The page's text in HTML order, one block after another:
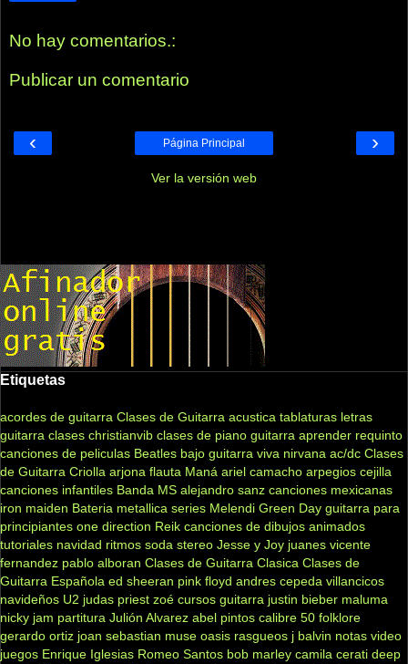
No hay comentarios.:
Publicar un comentario
‹ ›
Página Principal
Ver la versión web
Etiquetas
acordes de guitarra Clases de Guitarra acustica tablaturas letras
guitarra clases christianvib clases de piano guitarra aprender requinto
canciones de peliculas Beatles bajo guitarra viva nirvana ac/dc Clases
de Guitarra Criolla arjona flauta Maná ariel camacho arpegios cejilla
canciones infantiles Banda MS alejandro sanz canciones mexicanas
iron maiden Bateria metallica series Melendi Green Day guitarra para
principiantes one direction Reik canciones de dibujos animados
tutoriales navidad ritmos soda stereo Jesse y Joy juanes vicente
fernandez pablo alboran Clases de Guitarra Clasica Clases de
Guitarra Española ed sheeran pink floyd andres cepeda villancicos
navideños U2 judas priest zoé cursos guitarra justin bieber maluma
nicky jam partitura Julión Alvarez abel pintos calibre 50 folklore
gerardo ortiz joan sebastian muse oasis rasgueos j balvin notas video
juegos Enrique Iglesias Romeo Santos bob marley camila cerati deep